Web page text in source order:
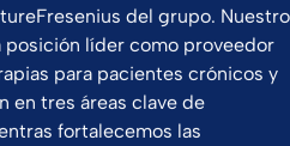
del grupo. Nuestro
líder como proveedor
para pacientes crónicos y
en tres áreas clave de
fortalecemos las